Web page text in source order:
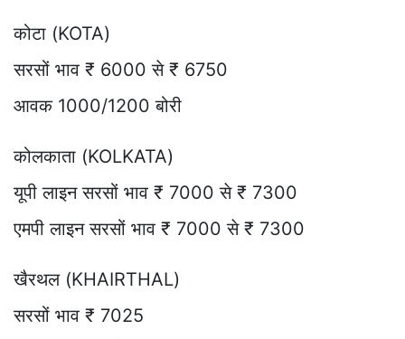
कोटा (KOTA)
सरसों भाव ₹ 6000 से ₹ 6750
आवक 1000/1200 बोरी
कोलकाता (KOLKATA)
यूपी लाइन सरसों भाव ₹ 7000 से ₹ 7300
एमपी लाइन सरसों भाव ₹ 7000 से ₹ 7300
खैरथल (KHAIRTHAL)
सरसों भाव ₹ 7025